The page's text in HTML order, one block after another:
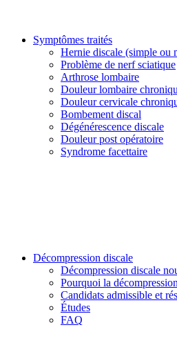
Symptômes traités
Hernie discale (simple ou
Problème de nerf sciatique
Arthrose lombaire
Douleur lombaire
Douleur cervicale
Bombement discal
Dégénérescence discale
Douleur post opératoire
Syndrome facettaire
Décompression discale
Décompression discale
Pourquoi la
Candidats admissible et
Études
FAQ